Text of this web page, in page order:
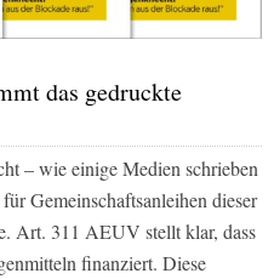
das gedruckte
– wie einige Medien schrieben
Gemeinschaftsanleihen dieser
Art. 311 AEUV stellt klar, dass
finanziert. Diese